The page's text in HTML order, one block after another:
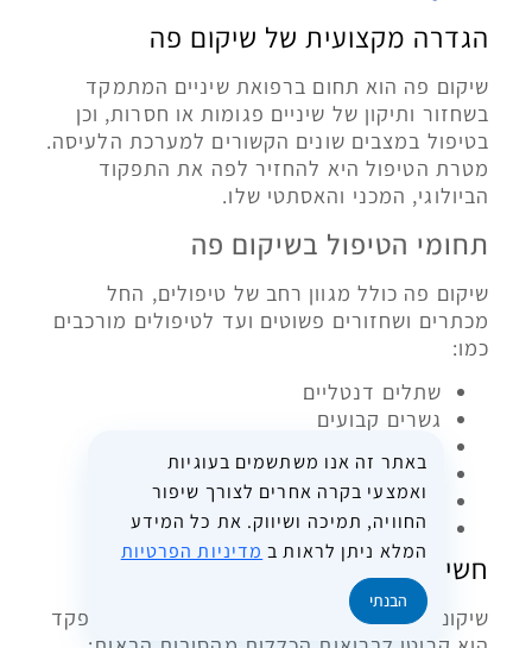
הגדרה מקצועית של שיקום פה
שיקום פה הוא תחום ברפואת שיניים המתמקד
בשחזור ותיקון של שיניים פגומות או חסרות, וכן
בטיפול במצבים שונים הקשורים למערכת הלעיסה.
מטרת הטיפול היא להחזיר לפה את התפקוד
הביולוגי, המכני והאסתטי שלו.
תחומי הטיפול בשיקום פה
שיקום פה כולל מגוון רחב של טיפולים, החל
מכתרים ושחזורים פשוטים ועד לטיפולים מורכבים
כמו:
שתלים דנטליים
גשרים קבועים
שחזורים נתמכי שתלים
טיפול בבעיות במפרק הלסת (TMJ)
שחזור מקיף של כל הפה
חשיבות שיקום הפה לבריאות כללית
שיקום פה אינו רק עניין אסתטי. פה בריא ומתפקד
באתר זה אנו משתשמים בעוגיות
ואמצעי בקרה אחרים לצורך שיפור
החוויה, תמיכה ושיווק. את כל המידע
המלא ניתן לראות ב מדיניות הפרטיות
הבנתי